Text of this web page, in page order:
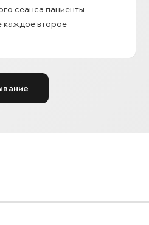
сеанса пациенты
каждое второе